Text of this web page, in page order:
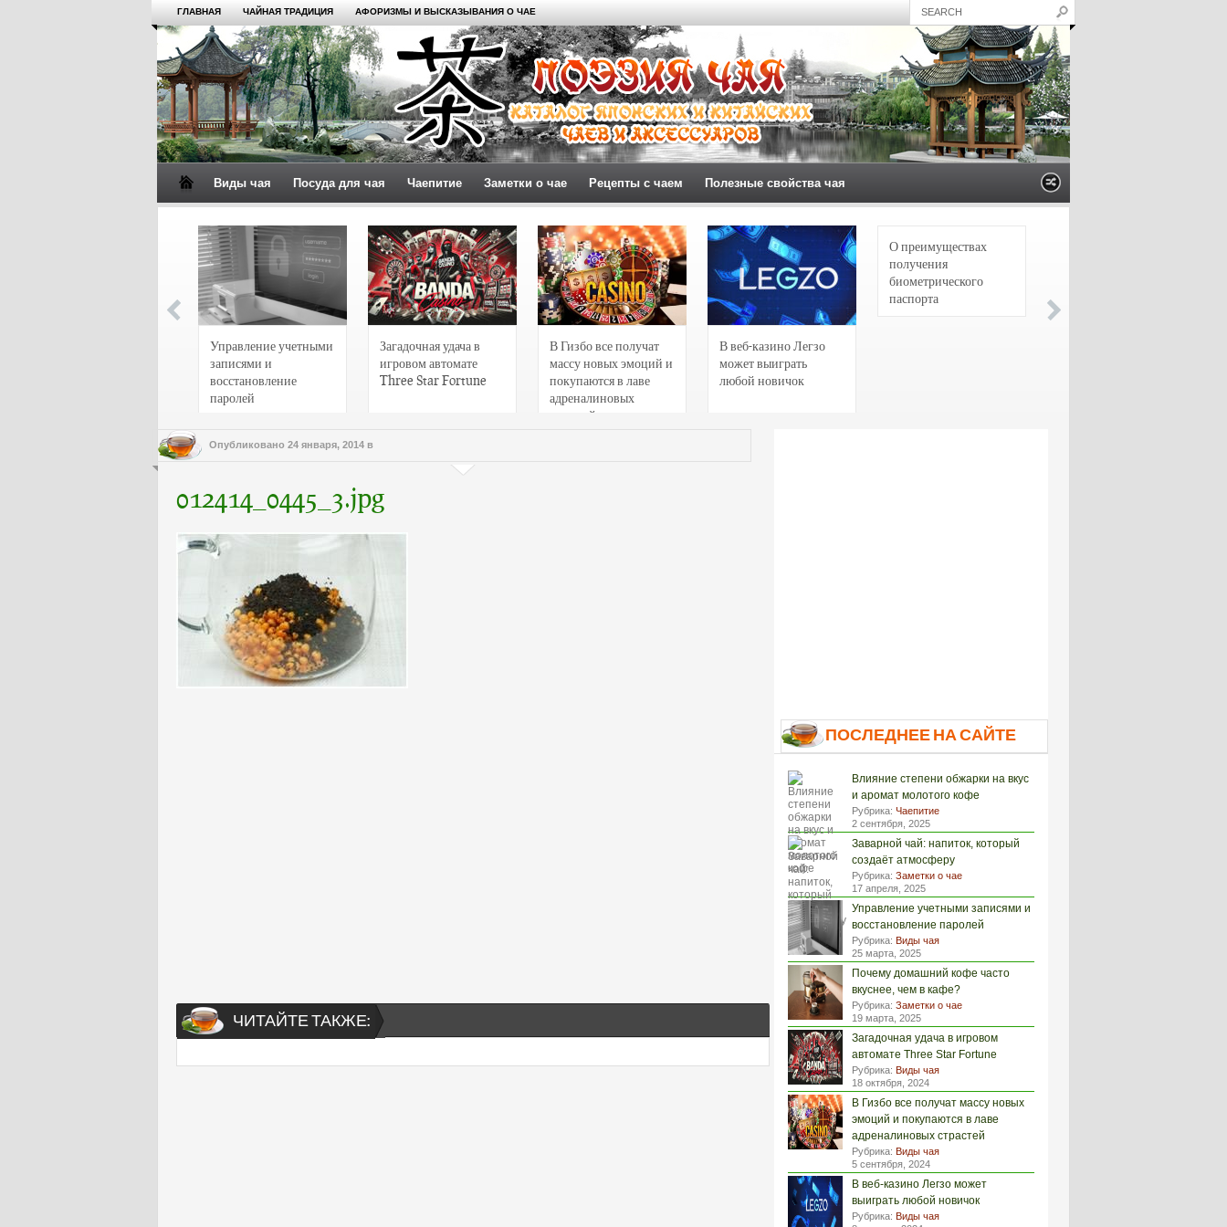
ГЛАВНАЯ ЧАЙНАЯ ТРАДИЦИЯ АФОРИЗМЫ И ВЫСКАЗЫВАНИЯ О ЧАЕ
Виды чая Посуда для чая Чаепитие Заметки о чае Рецепты с чаем Полезные свойства чая
Управление учетными
записями и
восстановление
паролей
Загадочная удача в
игровом автомате
Three Star Fortune
В Гизбо все получат
массу новых эмоций и
покупаются в лаве
адреналиновых
страстей
В веб-казино Легзо
может выиграть
любой новичок
О преимуществах
получения
биометрического
паспорта
Опубликовано 24 января, 2014 в
012414_0445_3.jpg
ЧИТАЙТЕ ТАКЖЕ:
ПОСЛЕДНЕЕ НА САЙТЕ
Влияние степени обжарки на вкус
и аромат молотого кофе
Рубрика: Чаепитие
2 сентября, 2025
Заварной чай: напиток, который
создаёт атмосферу
Рубрика: Заметки о чае
17 апреля, 2025
Управление учетными записями и
восстановление паролей
Рубрика: Виды чая
25 марта, 2025
Почему домашний кофе часто
вкуснее, чем в кафе?
Рубрика: Заметки о чае
19 марта, 2025
Загадочная удача в игровом
автомате Three Star Fortune
Рубрика: Виды чая
18 октября, 2024
В Гизбо все получат массу новых
эмоций и покупаются в лаве
адреналиновых страстей
Рубрика: Виды чая
5 сентября, 2024
В веб-казино Легзо может
выиграть любой новичок
Рубрика: Виды чая